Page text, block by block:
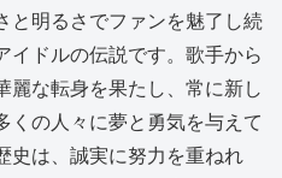
と明るさでファンを魅了し続
イドルの伝説です。歌手から
麗な転身を果たし、常に新し
くの人々に夢と勇気を与えて
史は、誠実に努力を重ねれ